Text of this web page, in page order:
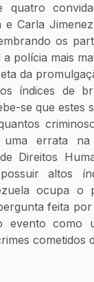
Carla
os
polícia mais
da
índices de
se que estes
uma errata
Direitos
altos
ocupa o
feita
evento como
cometidos